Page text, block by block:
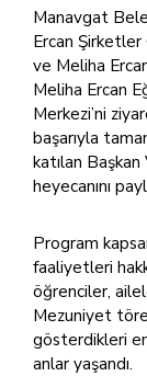
Manavgat
Ercan Şirketler
ve Meliha
Meliha Ercan
Merkezi’ni
başarıyla
katılan
heyecanını
Program
faaliyetleri
öğrenciler,
Mezuniyet
gösterdikleri
anlar yaşandı.